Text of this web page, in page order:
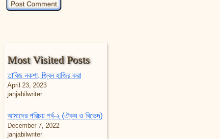
Most Visited Posts
তাবিজ নকশা, জ্বিন হাজির করা
April 23, 2023
janjabilwriter
আমাদের পরিচয় পর্ব-২ (ঐক্য ও বিভেদ)
December 7, 2022
janjabilwriter